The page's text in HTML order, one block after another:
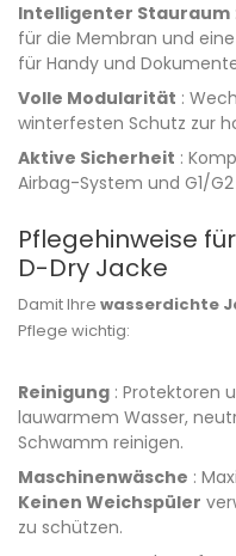
Intelligenter Stauraum
für die Membran und
für Handy und
Volle Modularität :
winterfesten Schutz zur
Aktive Sicherheit :
Airbag-System und G1/
Pflegehinweise
D-Dry Jacke
Damit Ihre wasserdichte
Pflege wichtig:
Reinigung : Protektoren
lauwarmem Wasser,
Schwamm reinigen.
Maschinenwäsche :
Keinen Weichspüler
zu schützen.